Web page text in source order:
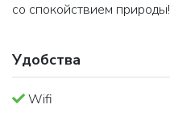
со спокойствием природы!
Удобства
Wifi